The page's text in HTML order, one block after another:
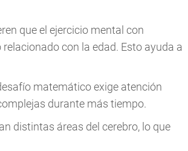
que el ejercicio mental con
con la edad. Esto ayuda a
matemático exige atención
durante más tiempo.
distintas áreas del cerebro, lo que